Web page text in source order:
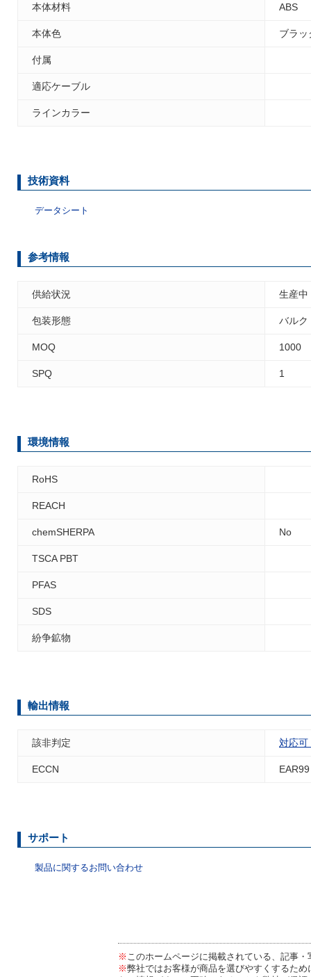
本体材料 ABS
本体色 ブラッ
付属
適応ケーブル
ラインカラー
技術資料
データシート
参考情報
供給状況 生産中
包装形態 バルク
MOQ 1000
SPQ 1
環境情報
RoHS
REACH
chemSHERPA No
TSCA PBT
PFAS
SDS
紛争鉱物
輸出情報
該非判定 対応可
ECCN EAR99
サポート
製品に関するお問い合わせ
※ このホームページに掲載されている、記事
※弊社ではお客様が商品を選びやすくするた